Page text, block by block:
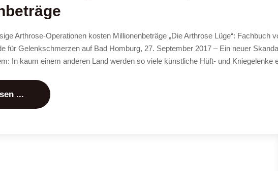
Arthrose-Operationen kosten Millionenbeträge „Die Arthrose Lüge“: Fachbuch
für Gelenkschmerzen auf Bad Homburg, 27. September 2017 – Ein neuer
In kaum einem anderen Land werden so viele künstliche Hüft- und Kniegelenke
...